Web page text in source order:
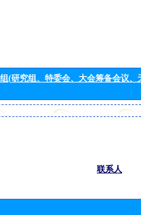
(研究组、特委会、大会筹备会议
联系人